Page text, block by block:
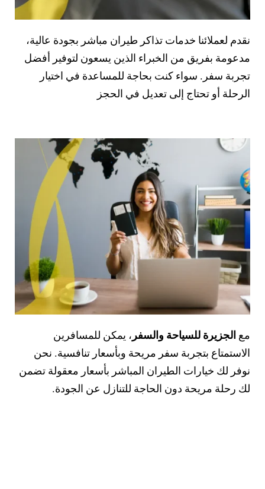
نقدم لعملائنا خدمات تذاكر طيران مباشر بجودة عالية،
مدعومة بفريق من الخبراء الذين يسعون لتوفير أفضل
تجربة سفر. سواء كنت بحاجة للمساعدة في اختيار
الرحلة أو تحتاج إلى تعديل في الحجز
مع الجزيرة للسياحة والسفر ، يمكن للمسافرين
الاستمتاع بتجربة سفر مريحة وبأسعار تنافسية. نحن
نوفر لك خيارات الطيران المباشر بأسعار معقولة تضمن
لك رحلة مريحة دون الحاجة للتنازل عن الجودة.